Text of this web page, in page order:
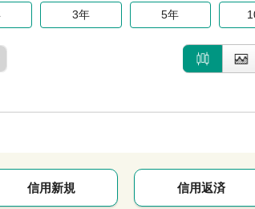
3年 5年
信用新規 信用返済